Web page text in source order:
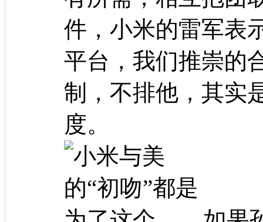
件，小米的雷军表
平台，我们推崇的
制，不排他，其实
度。